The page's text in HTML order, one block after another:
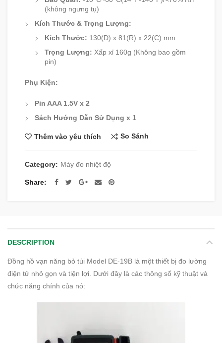
(không ngưng tụ)
Kích Thước & Trọng Lượng:
Kích Thước: 130(D) x 81(R) x 22(C) mm
Trọng Lượng: Xấp xỉ 160g (Không bao gồm
pin)
Phụ Kiện:
Pin AAA 1.5V x 2
Sách Hướng Dẫn Sử Dụng x 1
Thêm vào yêu thích So Sánh
Category: Máy đo nhiệt độ
Share
DESCRIPTION
Đồng hồ vạn năng bỏ túi Model DE-19B là một thiết bị đo lường
điện tử nhỏ gọn và tiện lợi. Dưới đây là các thông số kỹ thuật và
chức năng chính của nó: